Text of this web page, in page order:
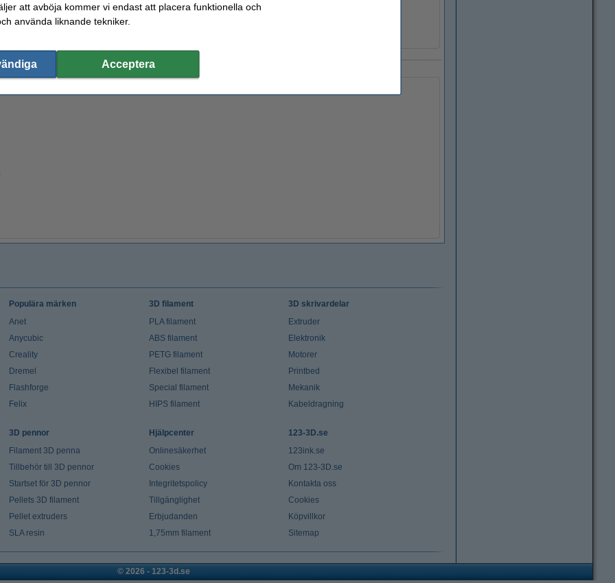
1,75 mm Spolens inre diameter:
>95 % Spolens ytterdiameter:
Gul Varumärke:
ofta även dessa produkter!
Populära märken
Anet
Anycubic
Creality
Dremel
Flashforge
Felix
3D filament
PLA filament
ABS filament
PETG filament
Flexibel filament
Special filament
HIPS filament
3D skrivardelar
Extruder
Elektronik
Motorer
Printbed
Mekanik
Kabeldragning
3D pennor
Filament 3D penna
Tillbehör till 3D pennor
Startset för 3D pennor
Pellets 3D filament
Pellet extruders
SLA resin
Hjälpcenter
Onlinesäkerhet
Cookies
Integritetspolicy
Tillgänglighet
Erbjudanden
1,75mm filament
123-3D.se
123ink.se
Om 123-3D.se
Kontakta oss
Cookies
Köpvillkor
Sitemap
© 2026 - 123-3d.se
att avböja kommer vi endast att placera funktionella och
använda liknande tekniker.
Acceptera